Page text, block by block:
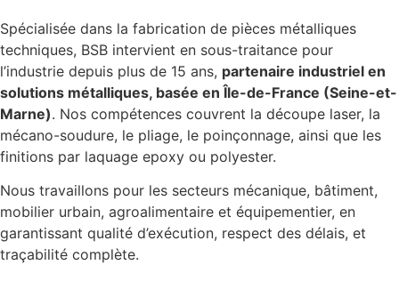
Spécialisée dans la fabrication de pièces métalliques
techniques, BSB intervient en sous-traitance pour
l’industrie depuis plus de 15 ans, partenaire industriel en
solutions métalliques, basée en Île-de-France (Seine-et-
Marne). Nos compétences couvrent la découpe laser, la
mécano-soudure, le pliage, le poinçonnage, ainsi que les
finitions par laquage epoxy ou polyester.
Nous travaillons pour les secteurs mécanique, bâtiment,
mobilier urbain, agroalimentaire et équipementier, en
garantissant qualité d’exécution, respect des délais, et
traçabilité complète.